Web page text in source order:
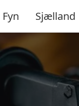
Fyn Sjælland